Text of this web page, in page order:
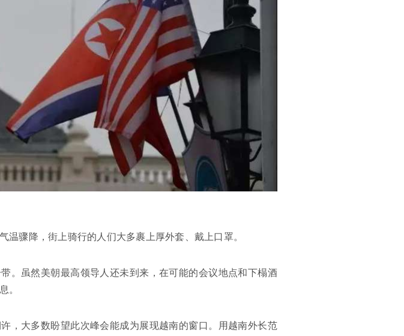
温骤降，街上骑行的人们大多裹上厚外套、戴上口罩。
。虽然美朝最高领导人还未到来，在可能的会议地点和下榻酒
。
，大多数盼望此次峰会能成为展现越南的窗口。用越南外长范